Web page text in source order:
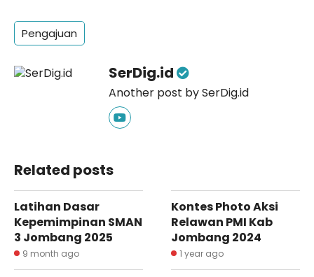
Pengajuan
SerDig.id
Another post by SerDig.id
Related posts
Latihan Dasar
Kepemimpinan SMAN
3 Jombang 2025
9 month ago
Kontes Photo Aksi
Relawan PMI Kab
Jombang 2024
1 year ago